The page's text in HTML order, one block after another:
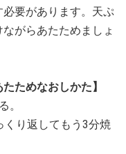
要があります。天ぷ
がらあたためましょ
ためなおしかた】
。
り返してもう3分焼